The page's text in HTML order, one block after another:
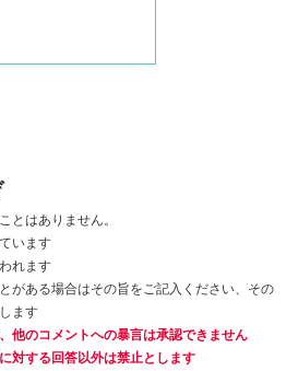
とはありません。
います
れます
がある場合はその旨をご記入ください、その
ます
他のコメントへの暴言は承認できません
対する回答以外は禁止とします